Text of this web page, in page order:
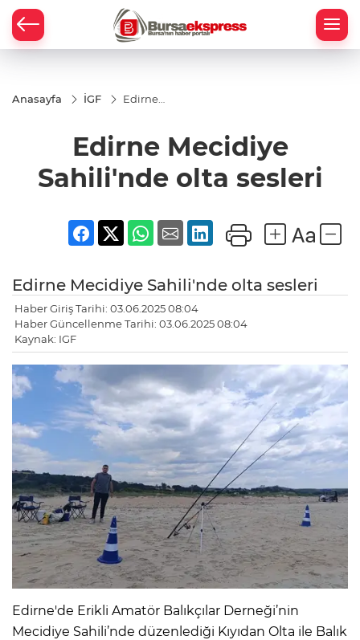
Anasayfa İGF
Edirne
sesleri
Edirne Mecidiye
Sahili'nde olta sesleri
Edirne Mecidiye Sahili'nde olta sesleri
Haber Giriş Tarihi: 03.06.2025 08:04
Haber Güncellenme Tarihi: 03.06.2025 08:04
Kaynak: IGF
Edirne'de Erikli Amatör Balıkçılar Derneği’nin
Mecidiye Sahili’nde düzenlediği Kıyıdan Olta ile Balık